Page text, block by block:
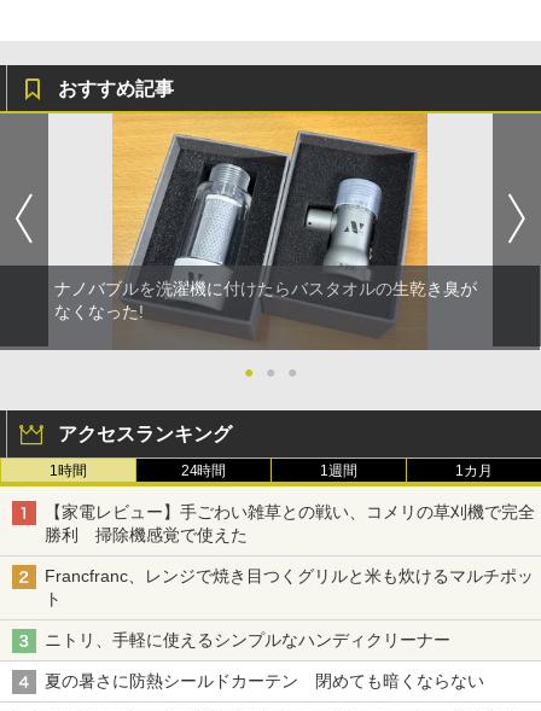
おすすめ記事
ナノバブルを洗濯機に付けたらバスタオルの生乾き臭が
なくなった!
● ● ●
アクセスランキング
1時間 24時間 1週間 1カ月
【家電レビュー】手ごわい雑草との戦い、コメリの草刈機で完全
勝利 掃除機感覚で使えた
Francfranc、レンジで焼き目つくグリルと米も炊けるマルチポッ
ト
ニトリ、手軽に使えるシンプルなハンディクリーナー
夏の暑さに防熱シールドカーテン 閉めても暗くならない